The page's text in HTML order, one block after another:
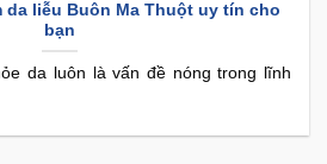
da liễu Buôn Ma Thuột uy tín cho
bạn
da luôn là vấn đề nóng trong lĩnh